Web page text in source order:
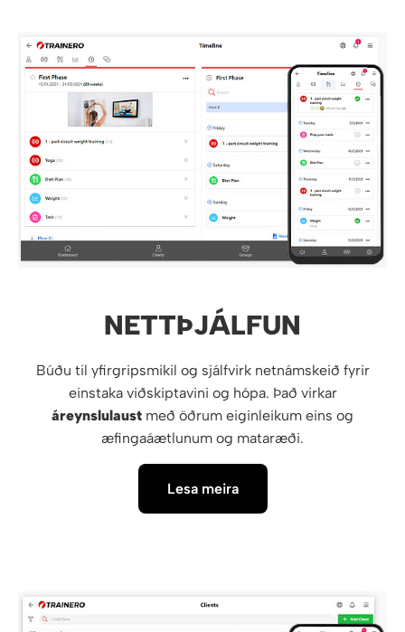
NETTÞJÁLFUN
Búðu til yfirgripsmikil og sjálfvirk netnámskeið fyrir
einstaka viðskiptavini og hópa. Það virkar
áreynslulaust með öðrum eiginleikum eins og
æfingaáætlunum og mataræði.
Lesa meira